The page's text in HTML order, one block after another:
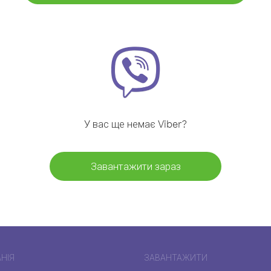
У вас ще немає Viber?
Завантажити зараз
ЗАВАНТАЖИТИ